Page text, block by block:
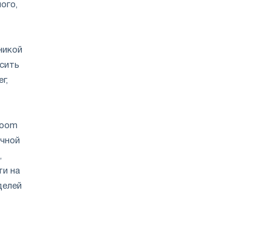
на